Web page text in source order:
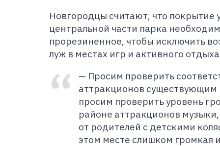
Новгородцы считают, что покрытие
центральной части парка
прорезиненное, чтобы исключить
луж в местах игр и активного
— Просим проверить
аттракционов
просим проверить уровень
районе аттракционов
от родителей с детскими
этом месте слишком громкая